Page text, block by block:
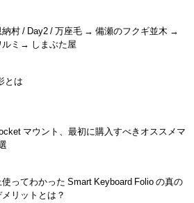
納村 / Day2 / 万座毛 → 備瀬のフクギ並木 →
ルミ→ しまぶた屋
とは
マウント、最初に購入すべきオススメマ
使ってわかった Smart Keyboard Folio の真の
リットとは？